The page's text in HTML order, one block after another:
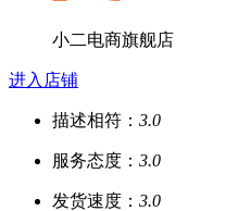
小二电商旗舰店
进入店铺
描述相符： 3.0
服务态度： 3.0
发货速度： 3.0